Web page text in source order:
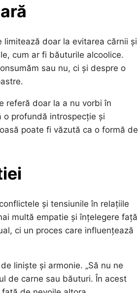
doar la evitarea cărnii și
cum ar fi băuturile alcoolice.
sau nu, ci și despre o
referă doar la a nu vorbi în
profundă introspecție și
poate fi văzută ca o formă de
și tensiunile în relațiile
multă empatie și înțelegere față
ci un proces care influențează
liniște și armonie. „Să nu ne
de carne sau băuturi. În acest